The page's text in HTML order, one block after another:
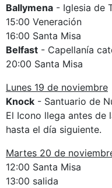
Ballymena - Iglesia de
15:00 Veneración
16:00 Santa Misa
Belfast - Capellanía
20:00 Santa Misa
Lunes 19 de noviembre
Knock - Santuario de
El Icono llega antes de
hasta el día siguiente.
Martes 20 de
12:00 Santa Misa
13:00 salida